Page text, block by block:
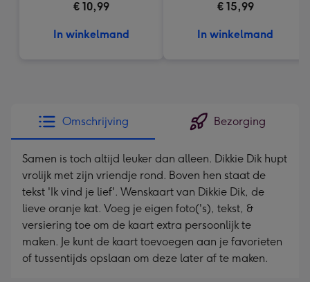
€ 10,99
In winkelmand
€ 15,99
In winkelmand
Omschrijving Bezorging
Samen is toch altijd leuker dan alleen. Dikkie Dik hupt
vrolijk met zijn vriendje rond. Boven hen staat de
tekst 'Ik vind je lief'. Wenskaart van Dikkie Dik, de
lieve oranje kat. Voeg je eigen foto('s), tekst, &
versiering toe om de kaart extra persoonlijk te
maken. Je kunt de kaart toevoegen aan je favorieten
of tussentijds opslaan om deze later af te maken.